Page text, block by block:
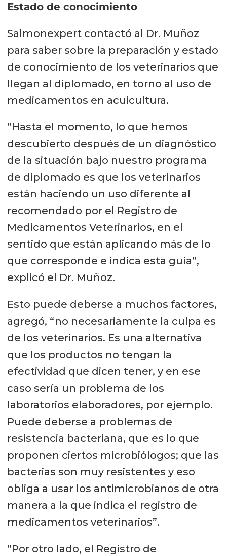
Estado de conocimiento
Salmonexpert contactó al Dr. Muñoz
para saber sobre la preparación y estado
de conocimiento de los veterinarios que
llegan al diplomado, en torno al uso de
medicamentos en acuicultura.
“Hasta el momento, lo que hemos
descubierto después de un diagnóstico
de la situación bajo nuestro programa
de diplomado es que los veterinarios
están haciendo un uso diferente al
recomendado por el Registro de
Medicamentos Veterinarios, en el
sentido que están aplicando más de lo
que corresponde e indica esta guía”,
explicó el Dr. Muñoz.
Esto puede deberse a muchos factores,
agregó, “no necesariamente la culpa es
de los veterinarios. Es una alternativa
que los productos no tengan la
efectividad que dicen tener, y en ese
caso sería un problema de los
laboratorios elaboradores, por ejemplo.
Puede deberse a problemas de
resistencia bacteriana, que es lo que
proponen ciertos microbiólogos; que las
bacterias son muy resistentes y eso
obliga a usar los antimicrobianos de otra
manera a la que indica el registro de
medicamentos veterinarios”.
“Por otro lado, el Registro de